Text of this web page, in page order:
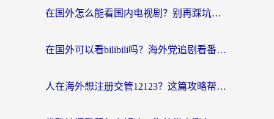
在国外怎么能看国内电视剧？别再踩坑！这篇给你真实解决方案
在国外可以看bilibili吗？海外党追剧看番的终极解决方案来了
人在海外想注册交管12123？这篇攻略帮你搞定（附回国加速神器）